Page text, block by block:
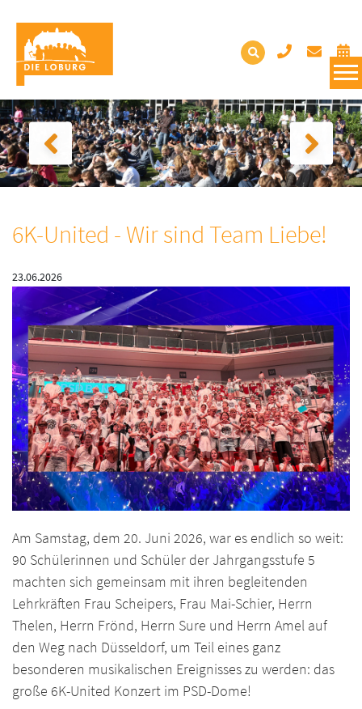
6K-United - Wir sind Team Liebe!
23.06.2026
Am Samstag, dem 20. Juni 2026, war es endlich so weit:
90 Schülerinnen und Schüler der Jahrgangsstufe 5
machten sich gemeinsam mit ihren begleitenden
Lehrkräften Frau Scheipers, Frau Mai-Schier, Herrn
Thelen, Herrn Frönd, Herrn Sure und Herrn Amel auf
den Weg nach Düsseldorf, um Teil eines ganz
besonderen musikalischen Ereignisses zu werden: das
große 6K-United Konzert im PSD-Dome!